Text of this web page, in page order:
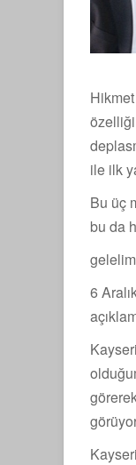
ile ilk
Bu üç
bu da
6